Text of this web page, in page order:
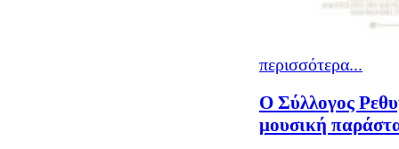
περισσότερα...
Ο Σύλλογος
μουσική